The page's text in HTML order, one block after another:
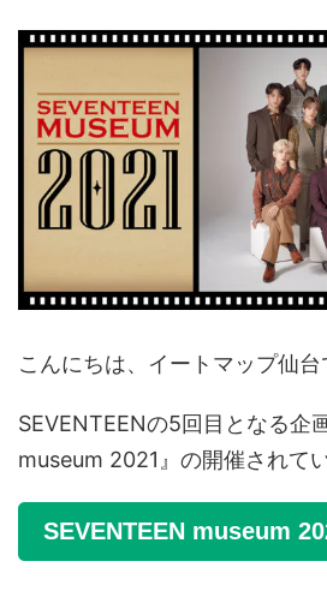
こんにちは、イートマップ仙台
SEVENTEENの5回目となる企
museum 2021』の開催されて
SEVENTEEN museum